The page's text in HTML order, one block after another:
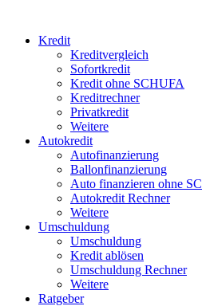
Kredit
Kreditvergleich
Sofortkredit
Kredit ohne SCHUFA
Kreditrechner
Privatkredit
Weitere
Autokredit
Autofinanzierung
Ballonfinanzierung
Auto finanzieren ohne
Autokredit Rechner
Weitere
Umschuldung
Umschuldung
Kredit ablösen
Umschuldung Rechner
Weitere
Ratgeber